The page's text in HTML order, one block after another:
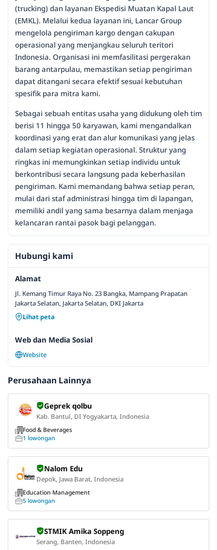
(trucking) dan layanan Ekspedisi Muatan Kapal Laut
(EMKL). Melalui kedua layanan ini, Lancar Group
mengelola pengiriman kargo dengan cakupan
operasional yang menjangkau seluruh teritori
Indonesia. Organisasi ini memfasilitasi pergerakan
barang antarpulau, memastikan setiap pengiriman
dapat ditangani secara efektif sesuai kebutuhan
spesifik para mitra kami.
Sebagai sebuah entitas usaha yang didukung oleh tim
berisi 11 hingga 50 karyawan, kami mengandalkan
koordinasi yang erat dan alur komunikasi yang jelas
dalam setiap kegiatan operasional. Struktur yang
ringkas ini memungkinkan setiap individu untuk
berkontribusi secara langsung pada keberhasilan
pengiriman. Kami memandang bahwa setiap peran,
mulai dari staf administrasi hingga tim di lapangan,
memiliki andil yang sama besarnya dalam menjaga
kelancaran rantai pasok bagi pelanggan.
Hubungi kami
Alamat
Jl. Kemang Timur Raya No. 23 Bangka, Mampang Prapatan
Jakarta Selatan, Jakarta Selatan, DKI Jakarta
Lihat peta
Web dan Media Sosial
Website
Perusahaan Lainnya
Geprek qolbu
Kab. Bantul, DI Yogyakarta, Indonesia
Food & Beverages
1 lowongan
Nalom Edu
Depok, Jawa Barat, Indonesia
Education Management
5 lowongan
STMIK Amika Soppeng
Serang, Banten, Indonesia